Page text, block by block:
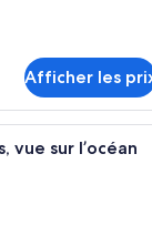
Afficher les
d’hôtel avec
vue sur l’océan